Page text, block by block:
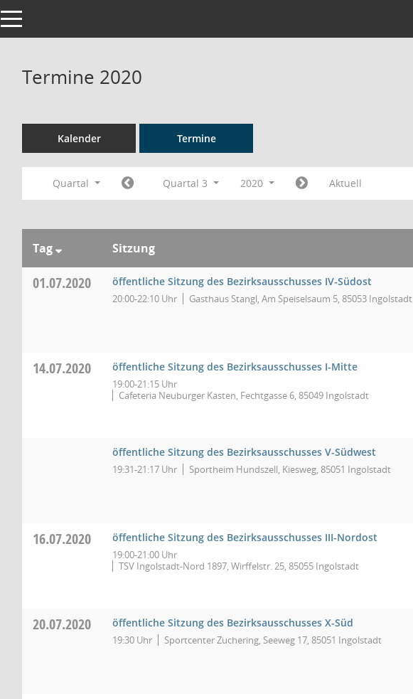
Toggle navigation
Termine 2020
Kalender Termine
Quartal Quartal 3 2020 Aktuell
Tag Sitzung
01.07.2020 öffentliche Sitzung des Bezirksausschusses IV-Südost
20:00-22:10 Uhr Gasthaus Stangl, Am Speiselsaum 5, 85053 Ingolstadt
14.07.2020 öffentliche Sitzung des Bezirksausschusses I-Mitte
19:00-21:15 Uhr
Cafeteria Neuburger Kasten, Fechtgasse 6, 85049 Ingolstadt
öffentliche Sitzung des Bezirksausschusses V-Südwest
19:31-21:17 Uhr Sportheim Hundszell, Kiesweg, 85051 Ingolstadt
16.07.2020 öffentliche Sitzung des Bezirksausschusses III-Nordost
19:00-21:00 Uhr
TSV Ingolstadt-Nord 1897, Wirffelstr. 25, 85055 Ingolstadt
20.07.2020 öffentliche Sitzung des Bezirksausschusses X-Süd
19:30 Uhr Sportcenter Zuchering, Seeweg 17, 85051 Ingolstadt